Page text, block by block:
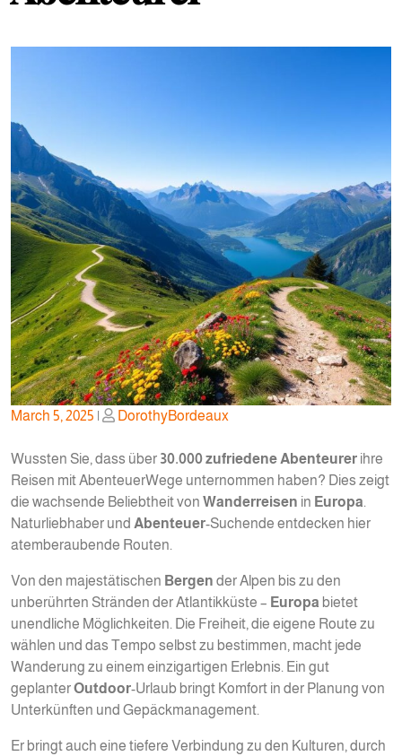
Posted
March 5, 2025 | Posted
DorothyBordeaux
Wussten Sie, dass über 30.000 zufriedene Abenteurer ihre
Reisen mit AbenteuerWege unternommen haben? Dies zeigt
die wachsende Beliebtheit von Wanderreisen in Europa.
Naturliebhaber und Abenteuer-Suchende entdecken hier
atemberaubende Routen.
Von den majestätischen Bergen der Alpen bis zu den
unberührten Stränden der Atlantikküste – Europa bietet
unendliche Möglichkeiten. Die Freiheit, die eigene Route zu
wählen und das Tempo selbst zu bestimmen, macht jede
Wanderung zu einem einzigartigen Erlebnis. Ein gut
geplanterOutdoor-Urlaub bringt Komfort in der Planung von
Unterkünften und Gepäckmanagement.
Er bringt auch eine tiefere Verbindung zu den Kulturen, durch